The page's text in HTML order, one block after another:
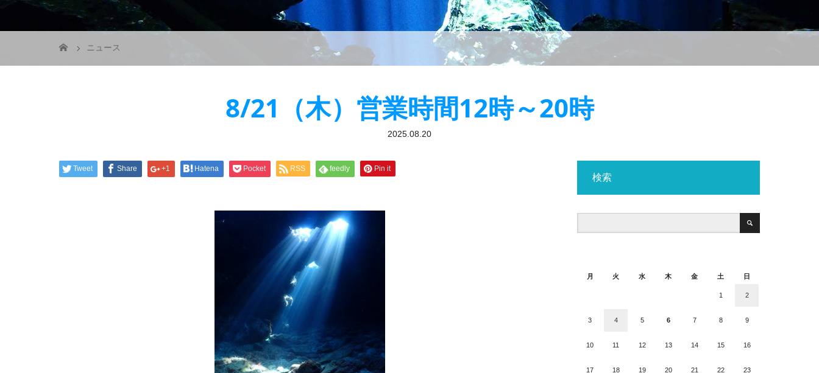
ニュース
8/21（木）営業時間12時～20時
2025.08.20
Tweet Share +1 Hatena Pocket RSS feedly Pin it
検索
月
火 水 木 金 土 日
1 2
3 4 5 6 7 8 9
10 11 12 13 14 15 16
17 18 19 20 21 22 23